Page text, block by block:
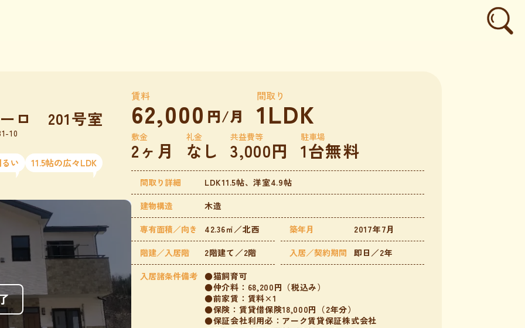
ロ 201号室
10
い 11.5帖の広々LDK
賃料
62,000 円/月
間取り
1LDK
敷金
2ヶ月
礼金
なし
共益費等
3,000円
駐車場
1台無料
間取り詳細
LDK11.5帖、洋室4.9帖
建物構造
木造
専有面積／向き
42.36㎡／北西 築年月
2017年7月
階建／入居階
2階建て／2階 入居／契約期間
即日／2年
入居諸条件備考 ●猫飼育可
●仲介料：68,200円（税込み）
●前家賃：賃料×1
●保険：賃貸借保険18,000円（2年分）
●保証会社利用必：アーク賃貸保証株式会社